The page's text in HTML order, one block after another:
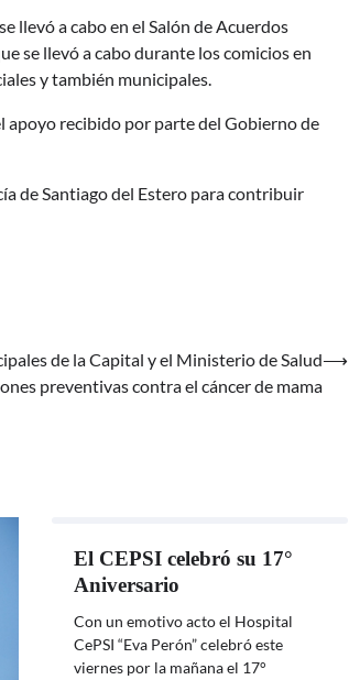
llevó a cabo en el Salón de Acuerdos
se llevó a cabo durante los comicios en
y también municipales.
apoyo recibido por parte del Gobierno de
de Santiago del Estero para contribuir
de la Capital y el Ministerio de Salud
preventivas contra el cáncer de mama
⟶
El CEPSI celebró su 17°
Aniversario
Con un emotivo acto el Hospital
CePSI “Eva Perón” celebró este
viernes por la mañana el 17°